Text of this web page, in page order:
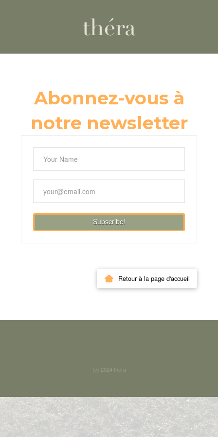
Abonnez-vous à
notre newsletter
Retour à la page d'accueil
(c) 2024 théra